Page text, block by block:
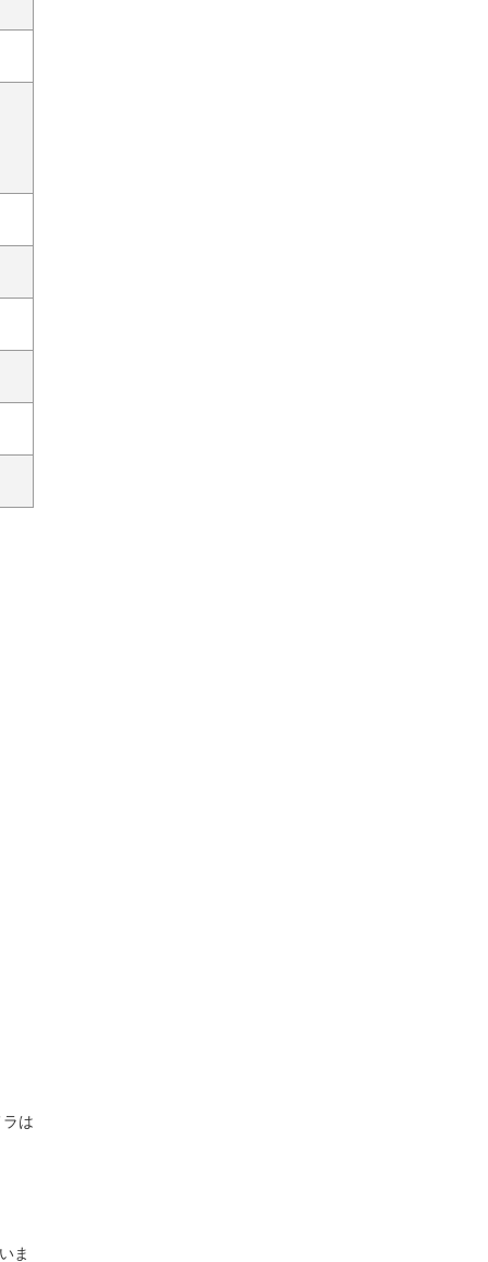
は
ま